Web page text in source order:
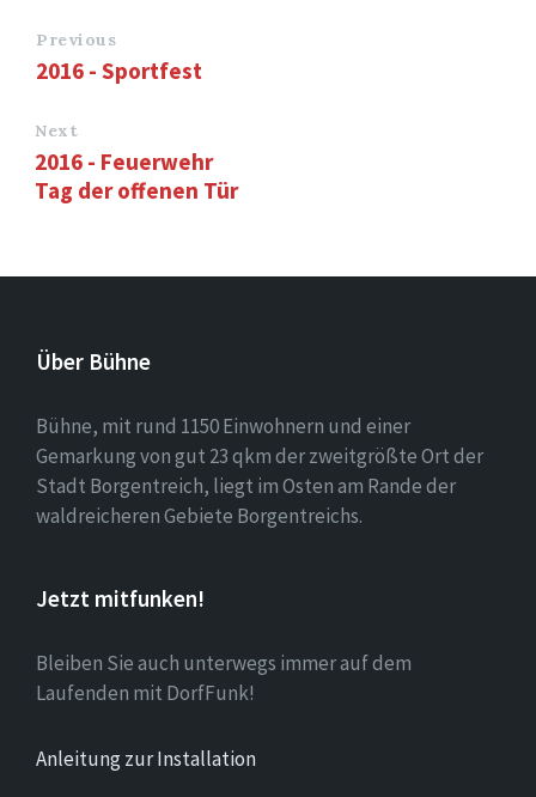
Previous
2016 - Sportfest
Next
2016 - Feuerwehr
Tag der offenen Tür
Über Bühne
Bühne, mit rund 1150 Einwohnern und einer
Gemarkung von gut 23 qkm der zweitgrößte Ort der
Stadt Borgentreich, liegt im Osten am Rande der
waldreicheren Gebiete Borgentreichs.
Jetzt mitfunken!
Bleiben Sie auch unterwegs immer auf dem
Laufenden mit DorfFunk!
Anleitung zur Installation